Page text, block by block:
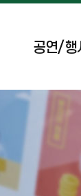
공연/행